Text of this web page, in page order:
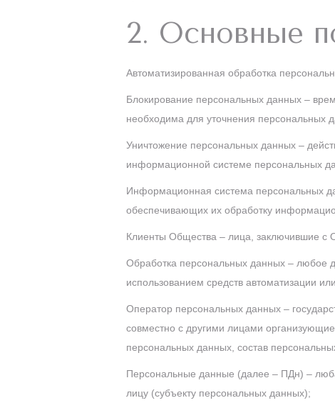
2. Основные
Автоматизированная обработка
Блокирование персональных данных –
необходима для уточнения персональных
Уничтожение персональных данных –
информационной системе персональных
Информационная система персональных
обеспечивающих их обработку
Клиенты Общества – лица, заключившие с
Обработка персональных данных – любое
использованием средств автоматизации
Оператор персональных данных –
совместно с другими лицами
персональных данных, состав
Персональные данные (далее – ПДн) –
лицу (субъекту персональных данных);